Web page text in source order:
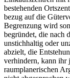
bestehenden
bezug auf die
Begrenzung wird
begründet, die nach
unstichhaltig oder
abzielt, die
verhindern, kann ihr
raumplanerischen